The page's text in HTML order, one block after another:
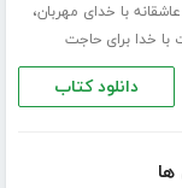
عاشقانه با خدای مهربان،
با خدا برای حاجت
دانلود کتاب